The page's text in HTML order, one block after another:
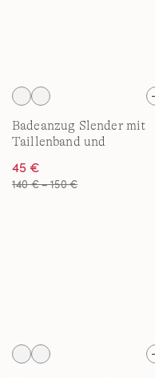
Badeanzug Slender mit
Taillenband und
Damen
45 €
140 € – 150 €